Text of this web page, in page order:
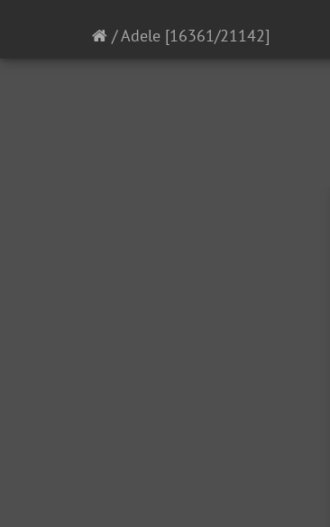
/Adele [16361/21142]